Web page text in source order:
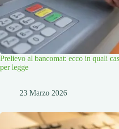
Prelievo al bancomat: ecco in quali
per legge
23 Marzo 2026